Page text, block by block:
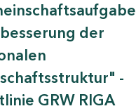
der
-
GRW RIGA